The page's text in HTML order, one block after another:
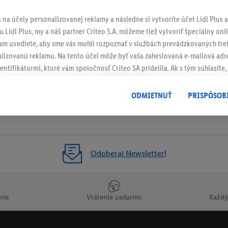
Odoberaj Newsletter!
Vrátenie zadarmo
účely personalizovanej reklamy a následne si vytvoríte účet Lidl Plus
Lidl Plus, my a náš partner Criteo S.A. môžeme tiež vytvoriť špeciálny
uvediete, aby sme vás mohli rozpoznať v službách prevádzkovaných
reklamu. Na tento účel môže byť vaša zaheslovaná e-mailová
ktoré vám spoločnosť Criteo SA pridelila. Ak s tým súhlasíte,
nie jeho zakúpením), sa môžu zobrazovať aj na rôznych zariadeniach a
možno priradiť niekoľko koncových zariadení alebo používanie viacerých
e-mailovej adresy a prípadne ďalších identifikátorov/
" môžete povoliť iba používanie potrebných technológií.
práve kedykoľvek odvolať súhlas s účinnosťou do budúcnosti
.
ODMIETNUŤ